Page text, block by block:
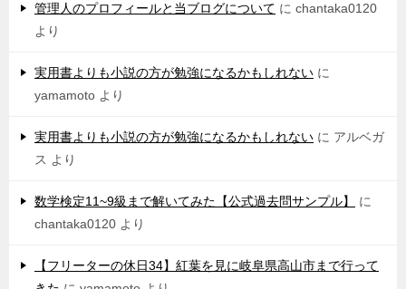
管理人のプロフィールと当ブログについて に chantaka0120
より
実用書よりも小説の方が勉強になるかもしれない に
yamamoto より
実用書よりも小説の方が勉強になるかもしれない に アルベガ
ス より
数学検定11~9級まで解いてみた【公式過去問サンプル】
に
chantaka0120 より
【フリーターの休日34】紅葉を見に岐阜県高山市まで行って